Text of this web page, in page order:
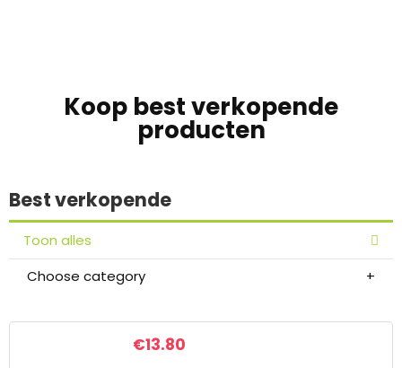
Koop best verkopende
producten
Best verkopende
Toon alles
Choose category
€13.80